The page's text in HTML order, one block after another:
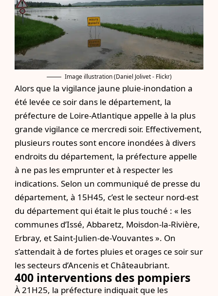
Image illustration (Daniel Jolivet - Flickr)
Alors que la vigilance jaune pluie-inondation a
été levée ce soir dans le département, la
préfecture de Loire-Atlantique appelle à la plus
grande vigilance ce mercredi soir. Effectivement,
plusieurs routes sont encore inondées à divers
endroits du département, la préfecture appelle
à ne pas les emprunter et à respecter les
indications. Selon un communiqué de presse du
département, à 15H45, c’est le secteur nord-est
du département qui était le plus touché : « les
communes d’Issé, Abbaretz, Moisdon-la-Rivière,
Erbray, et Saint-Julien-de-Vouvantes ». On
s’attendait à de fortes pluies et orages ce soir sur
les secteurs d’Ancenis et Châteaubriant.
400 interventions des pompiers
À 21H25, la préfecture indiquait que les